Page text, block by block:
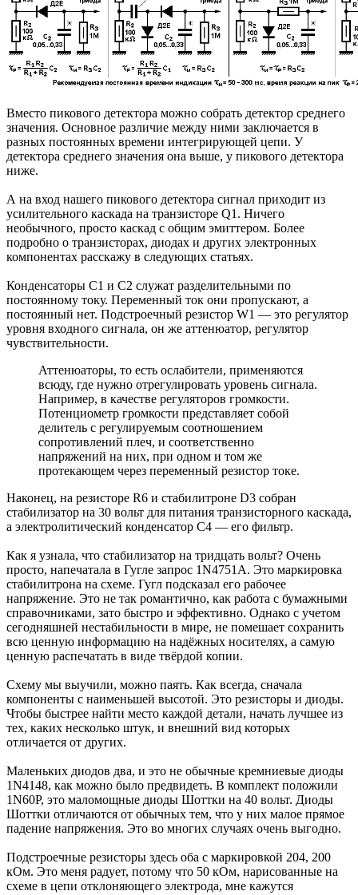
Вместо пикового детектора можно собрать детектор среднего
значения. Основное различие между ними заключается в
разных постоянных времени интегрирующей цепи. У
детектора среднего значения она выше, у пикового детектора
ниже.
А на вход нашего пикового детектора сигнал приходит из
усилительного каскада на транзисторе Q1. Ничего
необычного, просто каскад с общим эмиттером. Более
подробно о транзисторах, диодах и других электронных
компонентах расскажу в следующих статьях.
Конденсаторы С1 и С2 служат разделительными по
постоянному току. Переменный ток они пропускают, а
постоянный нет. Подстроечный резистор W1 — это регулятор
уровня входного сигнала, он же аттенюатор, регулятор
чувствительности.
Аттенюаторы, то есть ослабители, применяются
всюду, где нужно отрегулировать уровень сигнала.
Например, в качестве регуляторов громкости.
Потенциометр громкости представляет собой
делитель с регулируемым соотношением
сопротивлений плеч, и соответственно
напряжений на них, при одном и том же
протекающем через переменный резистор токе.
Наконец, на резисторе R6 и стабилитроне D3 собран
стабилизатор на 30 вольт для питания транзисторного каскада,
а электролитический конденсатор С4 — его фильтр.
Как я узнала, что стабилизатор на тридцать вольт? Очень
просто, напечатала в Гугле запрос 1N4751A. Это маркировка
стабилитрона на схеме. Гугл подсказал его рабочее
напряжение. Это не так романтично, как работа с бумажными
справочниками, зато быстро и эффективно. Однако с учетом
сегодняшней нестабильности в мире, не помешает сохранить
всю ценную информацию на надёжных носителях, а самую
ценную распечатать в виде твёрдой копии.
Схему мы выучили, можно паять. Как всегда, сначала
компоненты с наименьшей высотой. Это резисторы и диоды.
Чтобы быстрее найти место каждой детали, начать лучшее из
тех, каких несколько штук, и внешний вид которых
отличается от других.
Маленьких диодов два, и это не обычные кремниевые диоды
1N4148, как можно было предвидеть. В комплект положили
1N60P, это маломощные диоды Шоттки на 40 вольт. Диоды
Шоттки отличаются от обычных тем, что у них малое прямое
падение напряжения. Это во многих случаях очень выгодно.
Подстроечные резисторы здесь оба с маркировкой 204, 200
кОм. Это меня радует, потому что 50 кОм, нарисованные на
схеме в цепи отклоняющего электрода, мне кажутся